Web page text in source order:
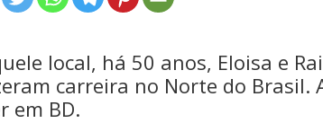
local, há 50 anos, Eloisa e
carreira no Norte do Brasil.
em BD.